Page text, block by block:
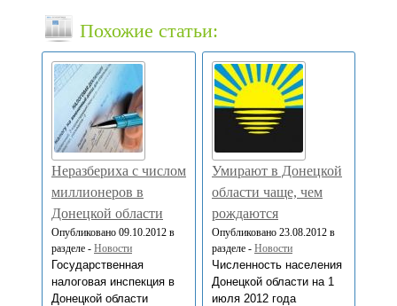
Похожие статьи:
Неразбериха с числом
миллионеров в
Донецкой области
Опубликовано 09.10.2012 в
разделе - Новости
Государственная
налоговая инспекция в
Донецкой области
Умирают в Донецкой
области чаще, чем
рождаются
Опубликовано 23.08.2012 в
разделе - Новости
Численность населения
Донецкой области на 1
июля 2012 года